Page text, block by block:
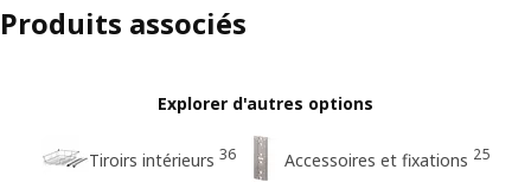
Produits associés
Explorer d'autres options
Tiroirs intérieurs 36 Accessoires et fixations 25